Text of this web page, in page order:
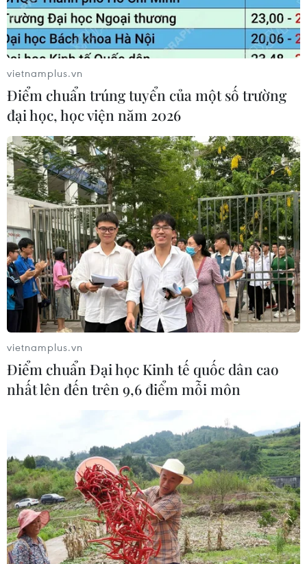
Tây Ninh: Kết nối DN đầu tư, phát triển
nông nghiệp công nghệ cao
28/04/2023 01:00
Diễn đàn kết nối doanh nghiệp đầu tư, phát triển hệ sinh
thái nông nghiệp công nghệ cao tỉnh Tây Ninh năm
2023 để giới thiệu, quảng bá những tiềm năng, thế
vietnamplus.vn
Điểm chuẩn trúng tuyển của một số trường
đại học, học viện năm 2026
vietnamplus.vn
Điểm chuẩn Đại học Kinh tế quốc dân cao
nhất lên đến trên 9,6 điểm mỗi môn